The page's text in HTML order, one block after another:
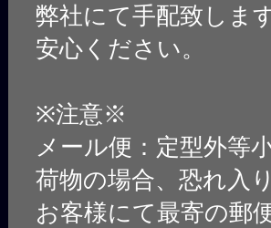
弊社にて手配致しま
安心ください。
※注意※
メール便：定型外等
荷物の場合、恐れ入
お客様にて最寄の郵